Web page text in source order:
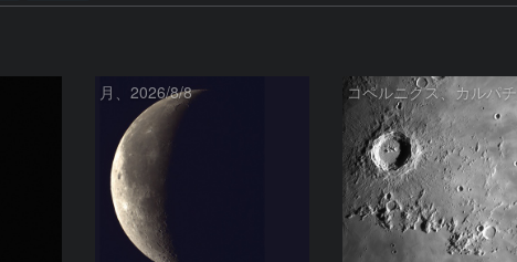
月、2026/8/8